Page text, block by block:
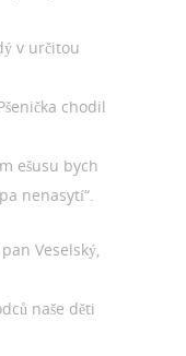
v určitou
chodil
ešusu bych
nenasytí“.
Veselský,
naše děti